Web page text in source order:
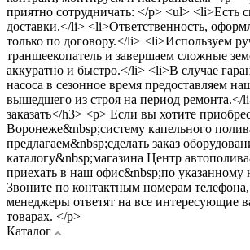
приятно сотрудничать: </p> <ul> <li>Есть
доставки.</li> <li>Ответственность,
только по договору.</li> <li>Используем
траншеекопатель и завершаем сложные
аккуратно и быстро.</li> <li>В случае
насоса в сезонное время предоставляем
вышедшего из строя на период
заказать</h3> <p> Если вы хотите
Воронеже&nbsp;систему капельного
предлагаем&nbsp;сделать заказ
каталогу&nbsp;магазина Центр
приехать в наш офис&nbsp;по указанному
Звоните по контактным номерам
менеджеры ответят на все интересующие
товарах. </p>
Каталог